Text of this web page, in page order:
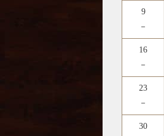
9
－
16
－
23
－
30